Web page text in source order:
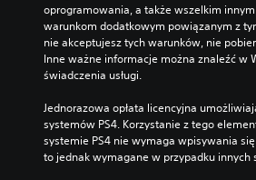
oprogramowania, a także wszelkim
warunkom dodatkowym powiązanym z
nie akceptujesz tych warunków, nie
Inne ważne informacje można znaleźć w
świadczenia usługi.
Jednorazowa opłata licencyjna
systemów PS4. Korzystanie z tego
systemie PS4 nie wymaga wpisywania
to jednak wymagane w przypadku innych